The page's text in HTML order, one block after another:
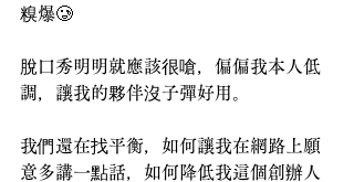
糗爆🥲
脫口秀明明就應該很嗆，偏偏我本人低
調，讓我的夥伴沒子彈好用。
我們還在找平衡，如何讓我在網路上願
意多講一點話，如何降低我這個創辦人